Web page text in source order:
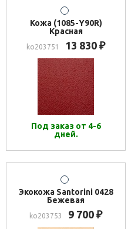
Кожа (1085-Y90R)
Красная
ko203751 13 830 ₽
Под заказ от 4-6
дней.
Экокожа Santorini 0428
Бежевая
ko203753 9 700 ₽